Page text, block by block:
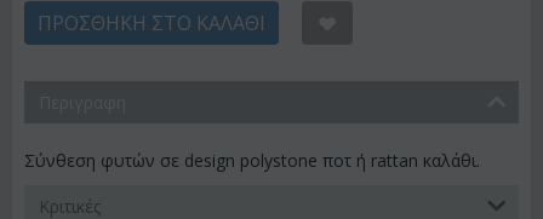
ΠΡΟΣΘΉΚΗ ΣΤΟ ΚΑΛΆΘΙ
Σύνθεση φυτών σε design polystone ποτ ή rattan καλάθι.
Κριτικές